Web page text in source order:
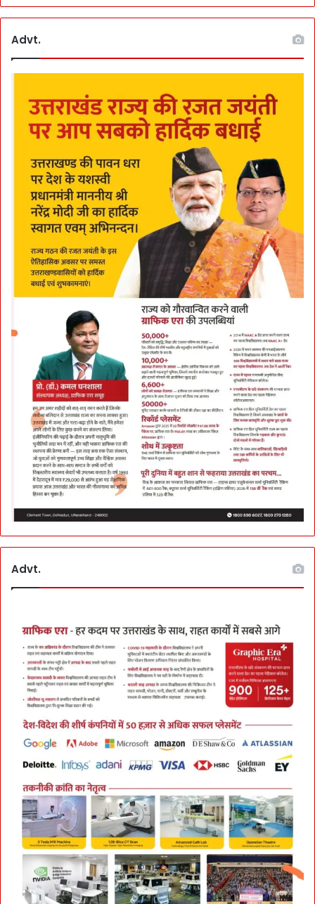
Advt.
Advt.